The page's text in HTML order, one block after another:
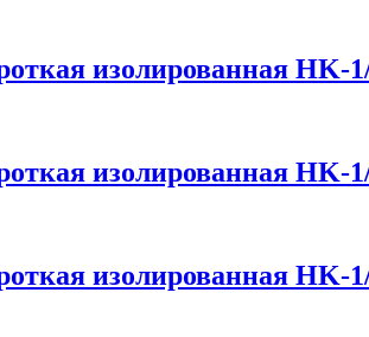
изолированная HK-
изолированная HK-
изолированная HK-